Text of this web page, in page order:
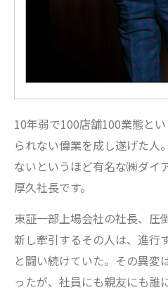
10年弱で100店舗100業態と
られない偉業を成し遂げた人
ないというほど有名な㈱ダイ
厚久社長です。
東証一部上場会社の社長、圧
新し牽引するその人は、進行
と闘い続けていた。その異変
ったが、社員にも親友にも誰